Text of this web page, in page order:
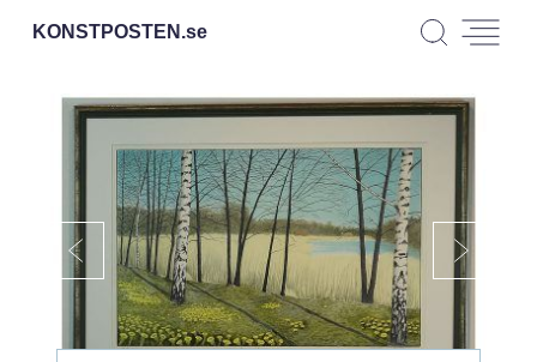
KONSTPOSTEN.se